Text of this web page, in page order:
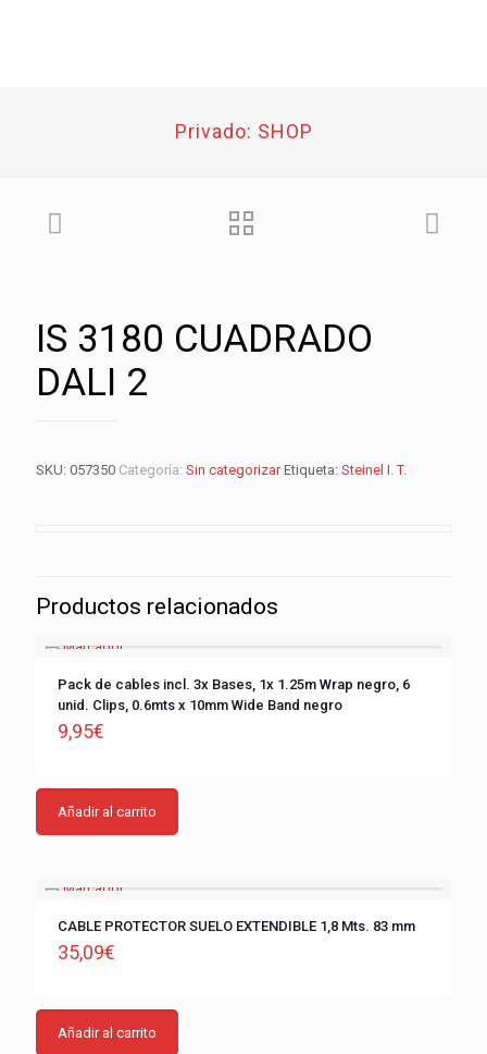
Privado: SHOP
IS 3180 CUADRADO
DALI 2
SKU: 057350 Categoría: Sin categorizar Etiqueta: Steinel I. T.
Productos relacionados
Pack de cables incl. 3x Bases, 1x 1.25m Wrap negro, 6
unid. Clips, 0.6mts x 10mm Wide Band negro
9,95€
Añadir al carrito
CABLE PROTECTOR SUELO EXTENDIBLE 1,8 Mts. 83 mm
35,09€
Añadir al carrito